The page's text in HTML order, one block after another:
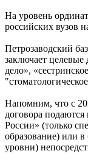
На уровень
российских вузов
Петрозаводский
заключает
дело»,
Напомним, что с
договора подаются
России» (только
образование) или
уровни)